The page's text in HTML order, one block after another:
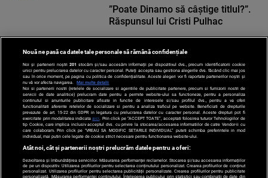
SPORT
”Poate Dinamo să câștige titlul?”.
Răspunsul lui Cristi Pulhac
Nouă ne pasă ca datele tale personale să rămână confidențiale
Noi și partenerii noștri 201 stocăm și/sau accesăm informații pe dispozitivul dvs., precum identificatorii cookie
unici pentru prelucrarea datelor cu caracter personal. Puteți accepta sau gestiona alegerile dvs. făcând clic mai jos
sau în orice moment, pe pagina cu politica de confidențialitate. Aceste alegeri vor fi raportate partenerilor noștri și
nu vă vor afecta navigarea.
Mai multe detalii
Noi si partenerii nostri (retelele de socializare si agentiile de publicitate partenere, precum si furnizorii nostri de
servicii de date analitice) prelucram date pentru a permite website-ului sa functioneze, pentru a personaliza
continutul si anunturile publicitare afisate in functie de interesele si/sau profilul dvs., pentru a va oferi
functionalitati aferente retelelor de socializare si pentru a analiza traficul pe website. Beneficiati de drepturile
prevazute de art. 15-22 din GDPR in legatura cu prelucrarea datelor cu caracter personal. Aceste drepturi pot fi
exercitate prin modalitatea indicataaici . Prin click pe “ACCEPT TOATE”, acceptati folosirea tuturor Tehnologiilor de
tip Cookie, care implica inclusiv acceptul dvs. cu privire la stocarea/accesarea informatiilor de catre Vendor-ii cu
care colaboram. Prin click pe “VREAU SA MODIFIC SETARILE INDIVIDUAL” puteti schimba preferintele in mod
individual, mai putin cele legate de cookie strict necesare pentru functionarea website-ului.
Atât noi, cât și partenerii noștri prelucrăm datele pentru a oferi:
Dezvoltarea și îmbunătățirea serviciilor. Măsurarea performanței reclamelor. Stocarea și/sau accesarea informațiilor
de pe un dispozitiv. Utilizarea profilurilor pentru selectarea conținutului personalizat. Crearea profilurilor de conținut
personalizat. Utilizarea profilurilor pentru selectarea publicității personalizate. Crearea profilurilor pentru publicitate
personalizată. Măsurarea performanței conținutului. Înțelegerea publicului prin statistici sau combinații de date din